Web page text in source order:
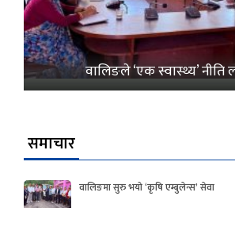
वालिङले ‘एक स्वास्थ्य’ नीति
समाचार
वालिङमा सुरु भयो ‘कृषि एम्बुलेन्स’ सेवा